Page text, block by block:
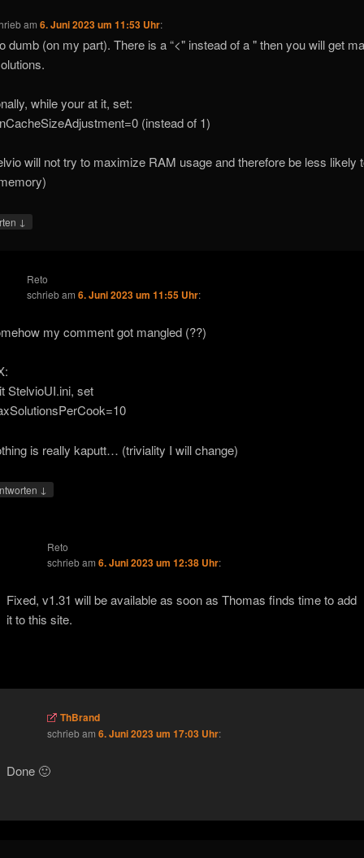
am6. Juni 2023 um 11:53 Uhr:
dumb (on my part). There is a “<" instead of a " then you will get
while your at it, set:
(instead of 1)
will not try to maximize RAM usage and therefore be less likely
↓
Reto
schriebam 6. Juni 2023 um 11:55 Uhr:
my comment got mangled (??)
StelvioUI.ini, set
is really kaputt… (triviality I will change)
↓
Reto
schriebam 6. Juni 2023 um 12:38 Uhr:
Fixed, v1.31 will be available as soon as Thomas finds time to add
it to this site.
ThBrand
schriebam 6. Juni 2023 um 17:03 Uhr:
Done 🙂